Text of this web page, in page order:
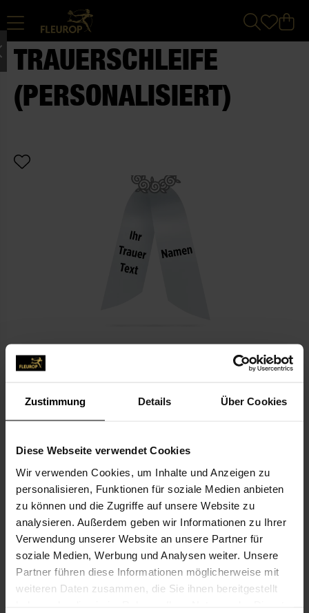
Zustimmung Details Über Cookies
Diese Webseite verwendet Cookies
Wir verwenden Cookies, um Inhalte und Anzeigen zu
personalisieren, Funktionen für soziale Medien anbieten
zu können und die Zugriffe auf unsere Website zu
analysieren. Außerdem geben wir Informationen zu Ihrer
Verwendung unserer Website an unsere Partner für
soziale Medien, Werbung und Analysen weiter. Unsere
Partner führen diese Informationen möglicherweise mit
weiteren Daten zusammen, die Sie ihnen bereitgestellt
TRAUERSCHLEIFE
(PERSONALISIERT)
24,99 €*
Preise inkl. MwSt. zzgl. Versandkosten
JETZT BESTELLEN
Zum Merkzettel hinzufügen
Produktnummer:XTSCHLEIFE
BESCHREIBUNG
HOCHWERTIGE TRAUERSCHLEIFE, DIE SICH
HARMONISCH IN DEN GRABSCHMUCK